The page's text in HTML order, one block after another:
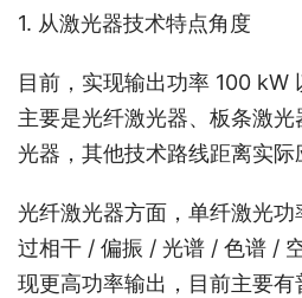
1. 从激光器技术特点角度
目前，实现输出功率 100 kW
主要是光纤激光器、板条激
光器，其他技术路线距离实际
光纤激光器方面，单纤激光
过相干 / 偏振 / 光谱 / 色谱 /
现更高功率输出，目前主要